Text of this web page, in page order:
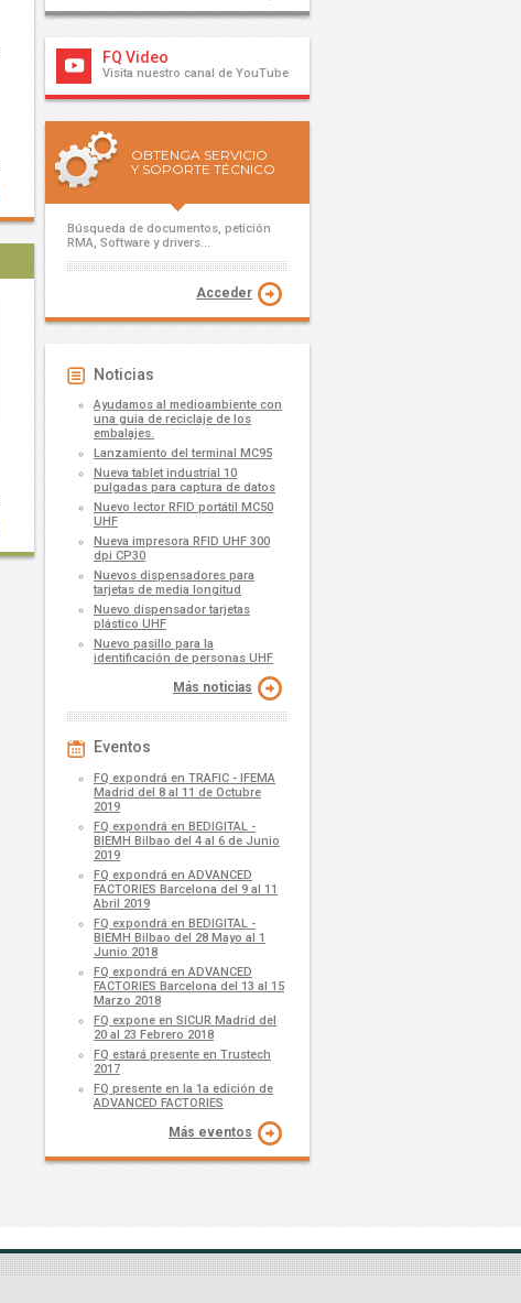
FQ Video
Visita nuestro canal de YouTube
OBTENGA SERVICIO
Y SOPORTE TÉCNICO
Búsqueda de documentos, petición
RMA, Software y drivers...
Acceder
Noticias
Ayudamos al medioambiente con
una guia de reciclaje de los
embalajes.
Lanzamiento del terminal MC95
Nueva tablet industrial 10
pulgadas para captura de datos
Nuevo lector RFID portátil MC50
UHF
Nueva impresora RFID UHF 300
dpi CP30
Nuevos dispensadores para
tarjetas de media longitud
Nuevo dispensador tarjetas
plástico UHF
Nuevo pasillo para la
identificación de personas UHF
Más noticias
Eventos
FQ expondrá en TRAFIC - IFEMA
Madrid del 8 al 11 de Octubre
2019
FQ expondrá en BEDIGITAL -
BIEMH Bilbao del 4 al 6 de Junio
2019
FQ expondrá en ADVANCED
FACTORIES Barcelona del 9 al 11
Abril 2019
FQ expondrá en BEDIGITAL -
BIEMH Bilbao del 28 Mayo al 1
Junio 2018
FQ expondrá en ADVANCED
FACTORIES Barcelona del 13 al 15
Marzo 2018
FQ expone en SICUR Madrid del
20 al 23 Febrero 2018
FQ estará presente en Trustech
2017
FQ presente en la 1a edición de
ADVANCED FACTORIES
Más eventos